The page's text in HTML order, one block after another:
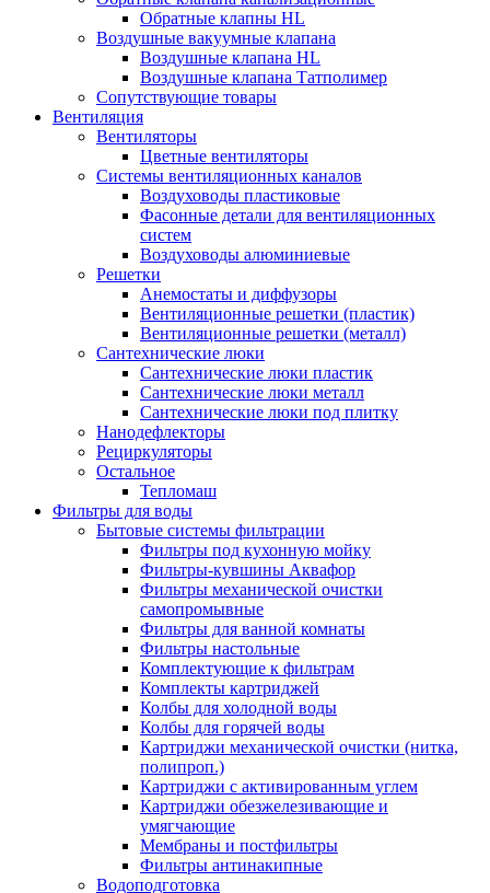
Обратные клапны HL
Воздушные вакуумные клапана
Воздушные клапана HL
Воздушные клапана Татполимер
Сопутствующие товары
Вентиляция
Вентиляторы
Цветные вентиляторы
Системы вентиляционных каналов
Воздуховоды пластиковые
Фасонные детали для вентиляционных
систем
Воздуховоды алюминиевые
Решетки
Анемостаты и диффузоры
Вентиляционные решетки (пластик)
Вентиляционные решетки (металл)
Сантехнические люки
Сантехнические люки пластик
Сантехнические люки металл
Сантехнические люки под плитку
Нанодефлекторы
Рециркуляторы
Остальное
Тепломаш
Фильтры для воды
Бытовые системы фильтрации
Фильтры под кухонную мойку
Фильтры-кувшины Аквафор
Фильтры механической очистки
самопромывные
Фильтры для ванной комнаты
Фильтры настольные
Комплектующие к фильтрам
Комплекты картриджей
Колбы для холодной воды
Колбы для горячей воды
Картриджи механической очистки (нитка,
полипроп.)
Картриджи с активированным углем
Картриджи обезжелезивающие и
умягчающие
Мембраны и постфильтры
Фильтры антинакипные
Водоподготовка